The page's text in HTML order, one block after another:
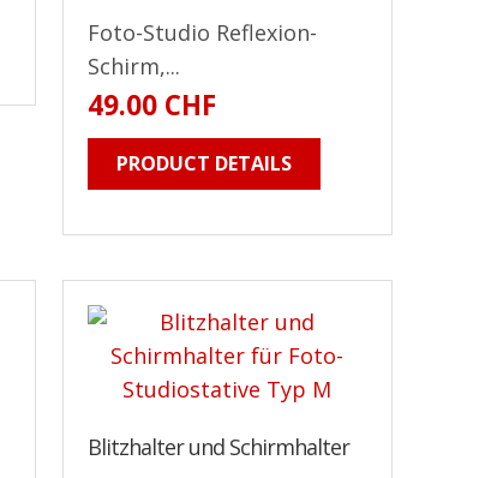
Foto-Studio Reflexion-
Schirm,...
49.00 CHF
PRODUCT DETAILS
Blitzhalter und Schirmhalter